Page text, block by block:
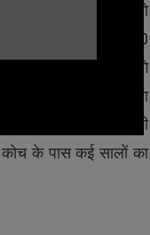
के बारे में सोचते हैं तो
की कम से कम 80 से 90
होनी ही चाहिए. ताकि आगे
दिक्कतों का सामना ना
आप मार्केट रिसर्च भी
के पास कई सालों का